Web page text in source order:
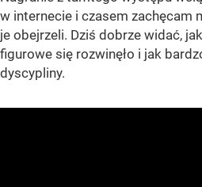
w internecie i czasem zachęcam
je obejrzeli. Dziś dobrze widać,
figurowe się rozwinęło i jak
dyscypliny.